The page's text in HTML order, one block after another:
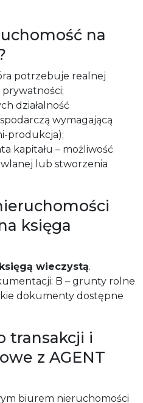
na
potrzebuje realnej
działalność
wymagającą
produkcja);
kapitału – możliwość
lub stworzenia
księga
księgą wieczystą.
B – grunty rolne
dokumenty dostępne
transakcji i
z AGENT
biurem nieruchomości